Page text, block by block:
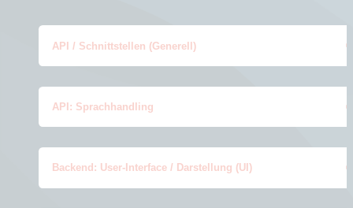
API / Schnittstellen (Generell)
API: Sprachhandling
Backend: User-Interface / Darstellung (UI)